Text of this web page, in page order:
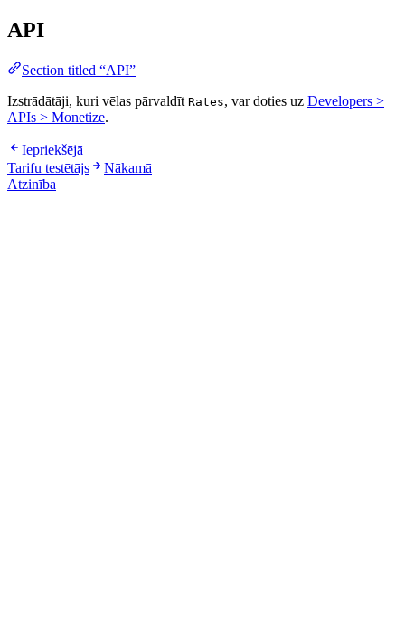
API
Section titled “API”
Izstrādātāji, kuri vēlas pārvaldīt Rates, var doties uz Developers >
APIs > Monetize.
Iepriekšējā
Tarifu testētājs
Nākamā
Atzinība